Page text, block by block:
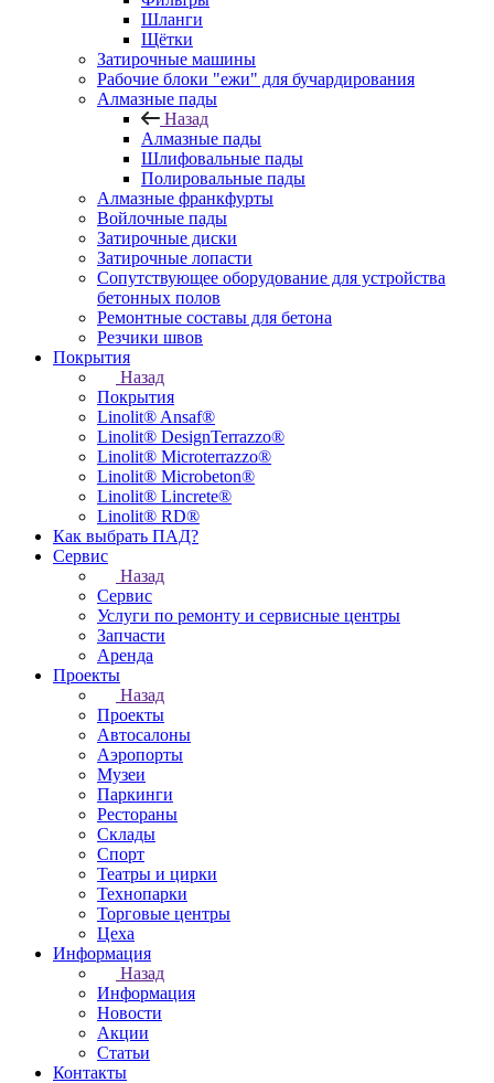
Шланги
Щётки
Затирочные машины
Рабочие блоки "ежи" для бучардирования
Алмазные пады
Назад
Алмазные пады
Шлифовальные пады
Полировальные пады
Алмазные франкфурты
Войлочные пады
Затирочные диски
Затирочные лопасти
Сопутствующее оборудование для устройства
бетонных полов
Ремонтные составы для бетона
Резчики швов
Покрытия
Назад
Покрытия
Linolit® Ansaf®
Linolit® DesignTerrazzo®
Linolit® Microterrazzo®
Linolit® Microbeton®
Linolit® Lincrete®
Linolit® RD®
Как выбрать ПАД?
Сервис
Назад
Сервис
Услуги по ремонту и сервисные центры
Запчасти
Аренда
Проекты
Назад
Проекты
Автосалоны
Аэропорты
Музеи
Паркинги
Рестораны
Склады
Спорт
Театры и цирки
Технопарки
Торговые центры
Цеха
Информация
Назад
Информация
Новости
Акции
Статьи
Контакты